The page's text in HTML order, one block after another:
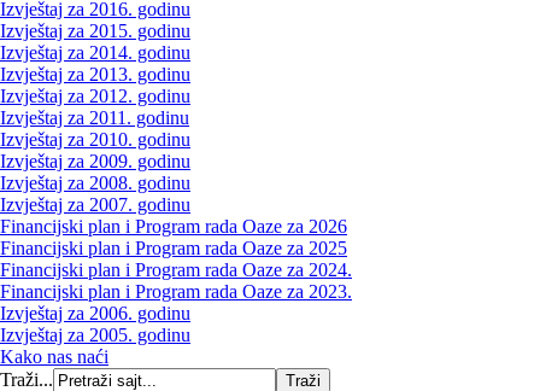
Izvještaj za 2016. godinu
Izvještaj za 2015. godinu
Izvještaj za 2014. godinu
Izvještaj za 2013. godinu
Izvještaj za 2012. godinu
Izvještaj za 2011. godinu
Izvještaj za 2010. godinu
Izvještaj za 2009. godinu
Izvještaj za 2008. godinu
Izvještaj za 2007. godinu
Financijski plan i Program rada Oaze za 2026
Financijski plan i Program rada Oaze za 2025
Financijski plan i Program rada Oaze za 2024.
Financijski plan i Program rada Oaze za 2023.
Izvještaj za 2006. godinu
Izvještaj za 2005. godinu
Kako nas naći
Traži...